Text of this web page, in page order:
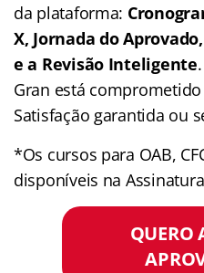
da plataforma:
X, Jornada do
e a Revisão Inteligente
Gran está
Satisfação garantida ou
*Os cursos para OAB,
disponíveis na
QUERO